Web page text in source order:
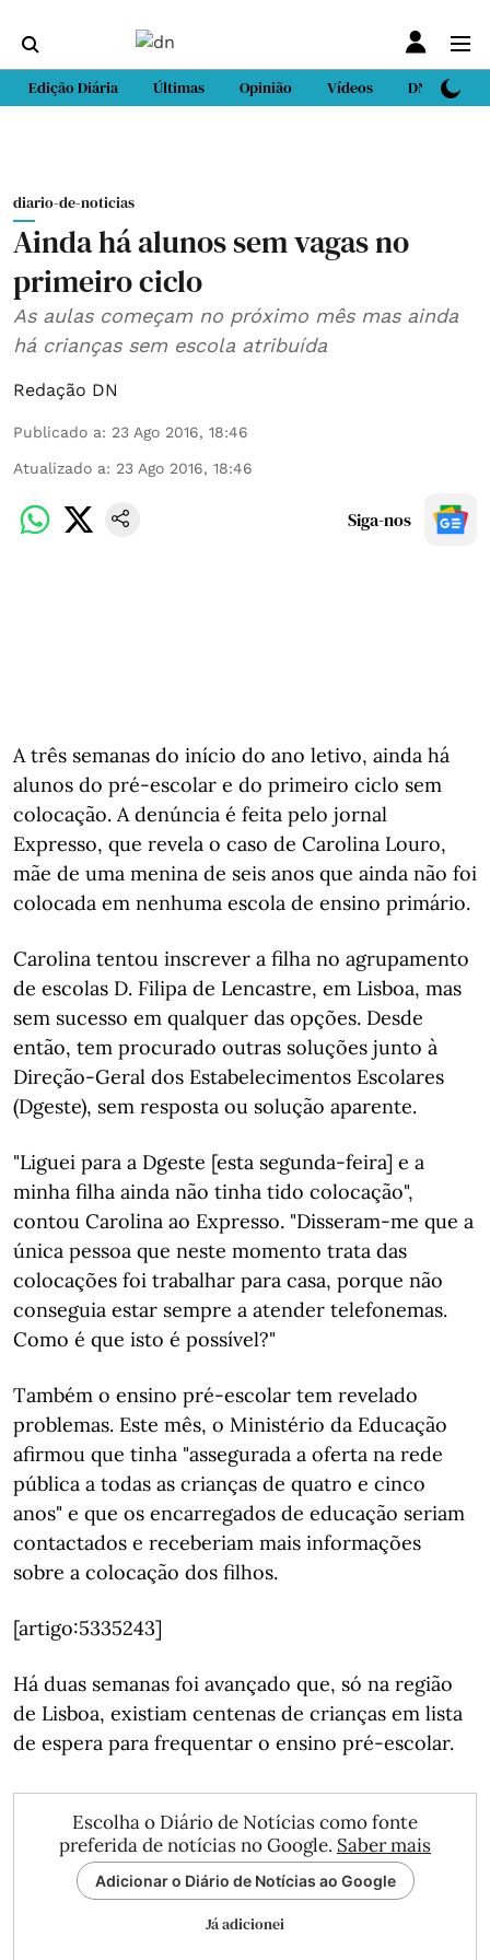
Edição Diária Últimas Opinião Vídeos DN Sport
diario-de-noticias
Ainda há alunos sem vagas no
primeiro ciclo
As aulas começam no próximo mês mas ainda
há crianças sem escola atribuída
Redação DN
Publicado a: 23 Ago 2016, 18:46
Atualizado a: 23 Ago 2016, 18:46
Siga-nos
A três semanas do início do ano letivo, ainda há
alunos do pré-escolar e do primeiro ciclo sem
colocação. A denúncia é feita pelo jornal
Expresso, que revela o caso de Carolina Louro,
mãe de uma menina de seis anos que ainda não foi
colocada em nenhuma escola de ensino primário.
Carolina tentou inscrever a filha no agrupamento
de escolas D. Filipa de Lencastre, em Lisboa, mas
sem sucesso em qualquer das opções. Desde
então, tem procurado outras soluções junto à
Direção-Geral dos Estabelecimentos Escolares
(Dgeste), sem resposta ou solução aparente.
"Liguei para a Dgeste [esta segunda-feira] e a
minha filha ainda não tinha tido colocação",
contou Carolina ao Expresso. "Disseram-me que a
única pessoa que neste momento trata das
colocações foi trabalhar para casa, porque não
conseguia estar sempre a atender telefonemas.
Como é que isto é possível?"
Também o ensino pré-escolar tem revelado
problemas. Este mês, o Ministério da Educação
afirmou que tinha "assegurada a oferta na rede
pública a todas as crianças de quatro e cinco
anos" e que os encarregados de educação seriam
contactados e receberiam mais informações
sobre a colocação dos filhos.
[artigo:5335243]
Há duas semanas foi avançado que, só na região
de Lisboa, existiam centenas de crianças em lista
de espera para frequentar o ensino pré-escolar.
Escolha o Diário de Notícias como fonte
preferida de notícias no Google. Saber mais
Adicionar o Diário de Notícias ao Google
Já adicionei